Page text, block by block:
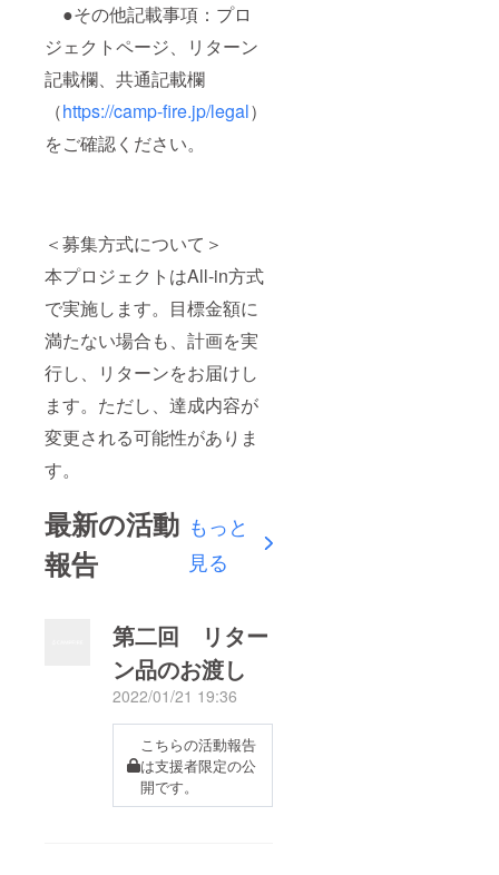
●その他記載事項：プロ
ジェクトページ、リターン
記載欄、共通記載欄
（https://camp-fire.jp/legal）
をご確認ください。
＜募集方式について＞
本プロジェクトはAll-in方式
で実施します。目標金額に
満たない場合も、計画を実
行し、リターンをお届けし
ます。ただし、達成内容が
変更される可能性がありま
す。
最新の活動
報告
もっと
見る
第二回 リター
ン品のお渡し
2022/01/21 19:36
こちらの活動報告
は支援者限定の公
開です。